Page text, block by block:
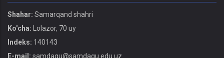
Shahar: Samarqand shahri
Ko'cha: Lolazor, 70 uy
Indeks: 140143
E-mail: samdaqu@samdaqu.edu.uz